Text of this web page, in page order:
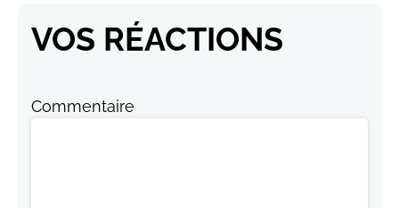
VOS RÉACTIONS
Commentaire